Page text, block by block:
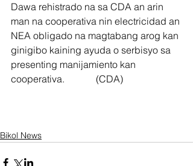
Dawa rehistrado na sa CDA an arin
man na cooperativa nin electricidad an
NEA obligado na magtabang arog kan
ginigibo kaining ayuda o serbisyo sa
presenting manijamiento kan
cooperativa.             (CDA)
Bikol News